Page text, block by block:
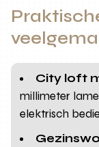
City loft
millimeter
elektrisch